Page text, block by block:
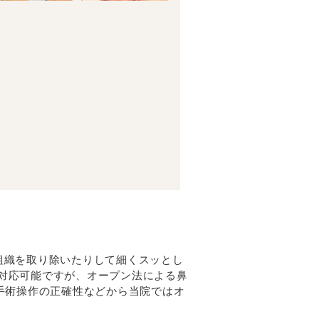
を取り除いたりして細くスッとし
応可能ですが、オープン法による鼻
操作の正確性などから当院ではオ